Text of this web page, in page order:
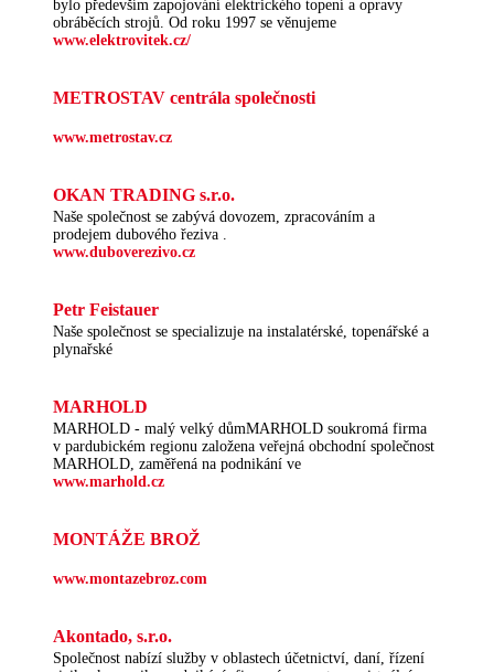
bylo především zapojování elektrického topení a opravy
obráběcích strojů. Od roku 1997 se věnujeme
www.elektrovitek.cz/
METROSTAV centrála společnosti
www.metrostav.cz
OKAN TRADING s.r.o.
Naše společnost se zabývá dovozem, zpracováním a
prodejem dubového řeziva .
www.duboverezivo.cz
Petr Feistauer
Naše společnost se specializuje na instalatérské, topenářské a
plynařské
MARHOLD
MARHOLD - malý velký důmMARHOLD soukromá firma
v pardubickém regionu založena veřejná obchodní společnost
MARHOLD, zaměřená na podnikání ve
www.marhold.cz
MONTÁŽE BROŽ
www.montazebroz.com
Akontado, s.r.o.
Společnost nabízí služby v oblastech účetnictví, daní, řízení